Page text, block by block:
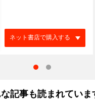
ネット書店で購入する
記事も読まれていま